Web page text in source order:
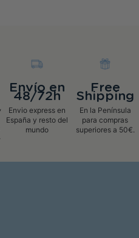
Envío en
48/72h
Envio express en
España y resto del
mundo
Free
Shipping
En la Península
para compras
superiores a 50€.